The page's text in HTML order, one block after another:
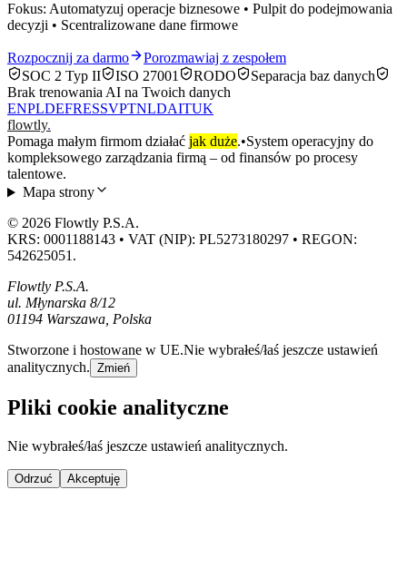
Fokus: Automatyzuj operacje biznesowe • Pulpit do podejmowania
decyzji • Scentralizowane dane firmowe
Rozpocznij za darmo
Porozmawiaj z zespołem
SOC 2 Typ II
ISO 27001 RODO
Separacja baz danych
Brak trenowania AI na Twoich danych
ENPLDEFRESSVPTNLDAITUK
flowtly.
Pomaga małym firmom działać jak duże.•System operacyjny do
kompleksowego zarządzania firmą – od finansów po procesy
talentowe.
Mapa strony
© 2026 Flowtly P.S.A.
KRS: 0001188143 • VAT (NIP): PL5273180297 • REGON:
542625051.
Flowtly P.S.A.
ul. Młynarska 8/12
01194 Warszawa, Polska
Stworzone i hostowane w UE.Nie wybrałeś/łaś jeszcze ustawień
analitycznych. Zmień
Pliki cookie analityczne
Nie wybrałeś/łaś jeszcze ustawień analitycznych.
Odrzuć Akceptuję